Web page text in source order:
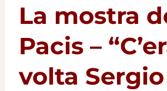
La mostra
Pacis –
volta Sergio